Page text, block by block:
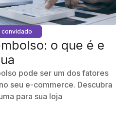
convidado
o que é e
pode ser um dos fatores
seu e-commerce. Descubra
para sua loja